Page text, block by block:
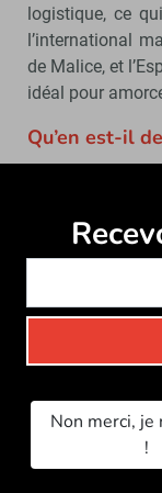
logistique, ce
l’international
de Malice, et
idéal pour
Qu’en est-il
également
durabilité et
(système
plus durables
amélioration
confection et
permettent de
répondant à la
engagements
Non merci, je
!